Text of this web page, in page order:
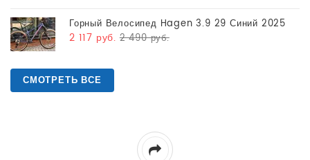
Горный Велосипед Hagen 3.9 29 Синий 2025
2 117 руб.2 490 руб.
СМОТРЕТЬ ВСЕ